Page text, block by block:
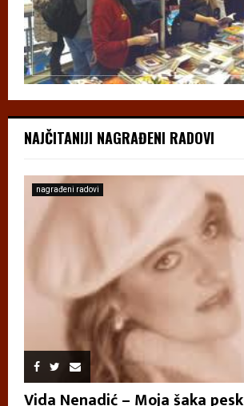
NAJČITANIJI NAGRAĐENI RADOVI
nagrađeni radovi
Vida Nenadić – Moja šaka